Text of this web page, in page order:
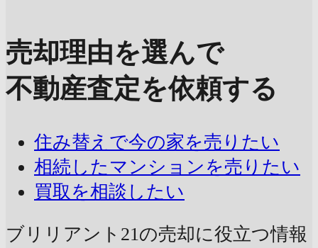
売却理由を選んで
不動産査定を依頼する
住み替えで今の家を売りたい
相続したマンションを売りたい
買取を相談したい
ブリリアント21の売却に役立つ情報